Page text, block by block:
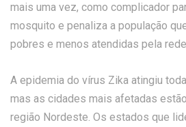
mais uma vez, como complicador
mosquito e penaliza a população
pobres e menos atendidas pela
A epidemia do vírus Zika atingiu
mas as cidades mais afetadas
região Nordeste. Os estados que